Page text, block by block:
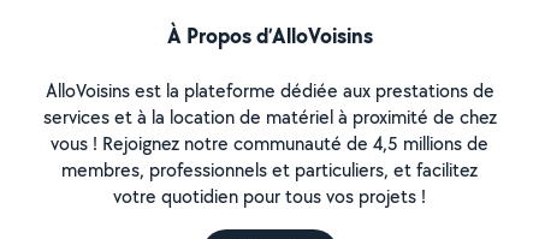
À Propos d’AlloVoisins
AlloVoisins est la plateforme dédiée aux prestations de
services et à la location de matériel à proximité de chez
vous ! Rejoignez notre communauté de 4,5 millions de
membres, professionnels et particuliers, et facilitez
votre quotidien pour tous vos projets !